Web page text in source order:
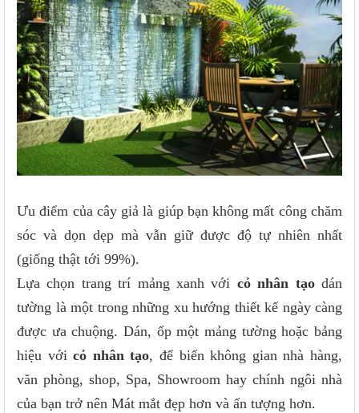
Ưu điểm của cây giả là giúp bạn không mất công chăm
sóc và dọn dẹp mà vẫn giữ được độ tự nhiên nhất
(giống thật tới 99%).
Lựa chọn trang trí mảng xanh với cỏ nhân tạodán
tường là một trong những xu hướng thiết kế ngày càng
được ưa chuộng. Dán, ốp một mảng tường hoặc bảng
hiệu vớicỏ nhân tạo, để biến không gian nhà hàng,
văn phòng, shop, Spa, Showroom hay chính ngôi nhà
của bạn trở nên Mát mắt đẹp hơn và ấn tượng hơn.